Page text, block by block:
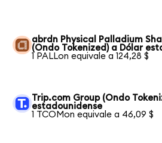
abrdn Physical Palladium
(Ondo Tokenized) a Dólar
1 PALLon equivale a 124,28 $
Trip.com Group (Ondo
estadounidense
1 TCOMon equivale a 46,09 $